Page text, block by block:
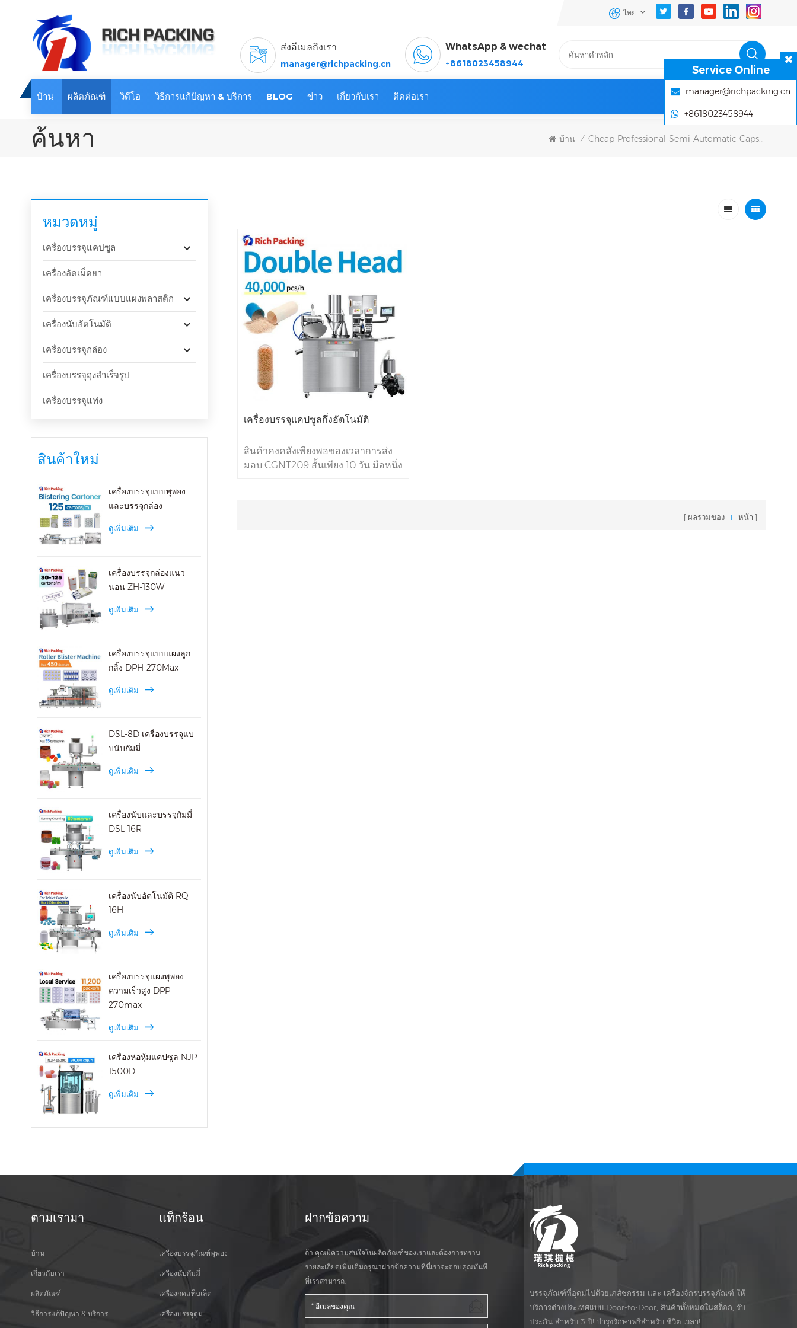
ไทย
ส่งอีเมลถึงเรา
manager@richpacking.cn
WhatsApp & wechat
+8618023458944
บ้าน ผลิตภัณฑ์ วิดีโอ วิธีการแก้ปัญหา & บริการ BLOG ข่าว เกี่ยวกับเรา ติดต่อเรา
ค้นหา บ้าน / Cheap-Professional-Semi-Automatic-Capsule-Filling
หมวดหมู่
เครื่องบรรจุแคปซูล
เครื่องอัดเม็ดยา
เครื่องบรรจุภัณฑ์แบบแผงพลาสติก
เครื่องนับอัตโนมัติ
เครื่องบรรจุกล่อง
เครื่องบรรจุถุงสำเร็จรูป
เครื่องบรรจุแท่ง
สินค้าใหม่
เครื่องบรรจุแบบพุพอง
และบรรจุกล่อง
ดูเพิ่มเติม
เครื่องบรรจุกล่องแนว
นอน ZH-130W
ดูเพิ่มเติม
เครื่องบรรจุแบบแผงลูก
กลิ้ง DPH-270Max
ดูเพิ่มเติม
DSL-8D เครื่องบรรจุแบ
บนับกัมมี่
ดูเพิ่มเติม
เครื่องนับและบรรจุกัมมี่
DSL-16R
ดูเพิ่มเติม
เครื่องนับอัตโนมัติ RQ-
16H
ดูเพิ่มเติม
เครื่องบรรจุแผงพุพอง
ความเร็วสูง DPP-
270max
ดูเพิ่มเติม
เครื่องห่อหุ้มแคปซูล NJP
1500D
ดูเพิ่มเติม
เครื่องบรรจุแคปซูลกึ่งอัตโนมัติ
สินค้าคงคลังเพียงพอของเวลาการส่ง
มอบ CGNT209 สั้นเพียง 10 วัน มือหนึ่ง
ผลรวมของ 1 หน้า
บรรจุภัณฑ์ที่อุดมไปด้วยเภสัชกรรม และ เครื่องจักรบรรจุภัณฑ์ ให้
บริการต่างประเทศแบบ Door-to-Door, สินค้าทั้งหมดในสต็อก, รับ
ประกัน สำหรับ 3 ปี! บำรุงรักษาฟรีสำหรับ ชีวิต เวลา!
ตามเรามา
บ้าน
เกี่ยวกับเรา
ผลิตภัณฑ์
วิธีการแก้ปัญหา & บริการ
แท็กร้อน
เครื่องบรรจุภัณฑ์พุพอง
เครื่องนับกัมมี่
เครื่องกดแท็บเล็ต
เครื่องบรรจุตุ่ม
ฝากข้อความ
ถ้า คุณมีความสนใจในผลิตภัณฑ์ของเราและต้องการทราบ
รายละเอียดเพิ่มเติมกรุณาฝากข้อความที่นี่เราจะตอบคุณทันที
ที่เราสามารถ.
Service Online
manager@richpacking.cn
+8618023458944